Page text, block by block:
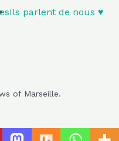
Ils parlent de nous ♥️
of Marseille.